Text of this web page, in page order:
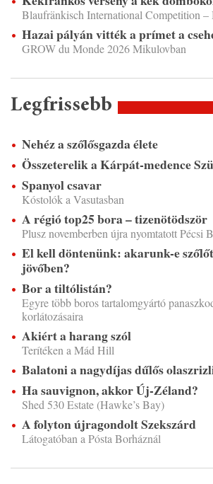
Blaufränkisch International Competition
Hazai pályán vitték a prímet a
GROW du Monde 2026 Mikulovban
Legfrissebb
Nehéz a szőlősgazda élete
Összeterelik a Kárpát-medence
Spanyol csavar
Kóstolók a Vasutasban
A régió top25 bora – tizenötödször
Plusz novemberben újra nyomtatott Pécsi
El kell döntenünk: akarunk-e
jövőben?
Bor a tiltólistán?
Egyre több boros tartalomgyártó
korlátozásaira
Akiért a harang szól
Terítéken a Mád Hill
Balatoni a nagydíjas dűlős
Ha sauvignon, akkor Új-Zéland?
Shed 530 Estate (Hawke’s Bay)
A folyton újragondolt Szekszárd
Látogatóban a Pósta Borháznál